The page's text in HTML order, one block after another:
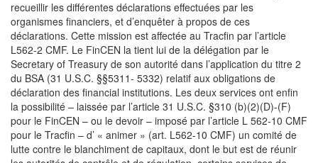
recueillir les différentes déclarations effectuées par les
organismes financiers, et d’enquêter à propos de ces
déclarations. Cette mission est affectée au Tracfin par l’article
L562-2 CMF. Le FinCEN la tient lui de la délégation par le
Secretary of Treasury de son autorité dans l’application du titre 2
du BSA (31 U.S.C. §§5311- 5332) relatif aux obligations de
déclaration des financial institutions. Les deux services ont enfin
la possibilité – laissée par l’article 31 U.S.C. §310 (b)(2)(D)-(F)
pour le FinCEN – ou le devoir – imposé par l’article L 562-10 CMF
pour le Tracfin – d’ « animer » (art. L562-10 CMF) un comité de
lutte contre le blanchiment de capitaux, dont le but est de réunir